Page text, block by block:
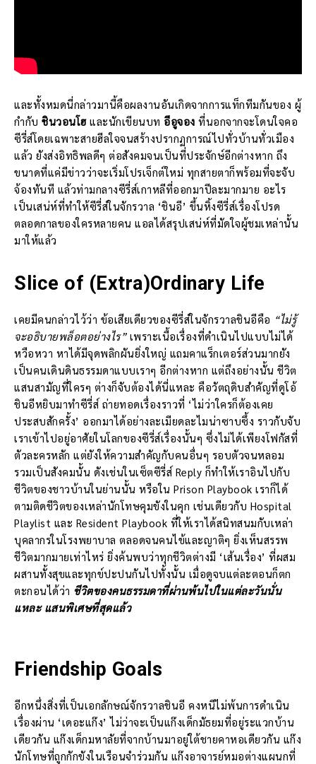
และทั้งหมดนี่กล่าวมานี้คือผลงานอันเกิดจากการแท็กทีมกันของ ผู้
กำกับ ชินวอนโฮและนักเขียนบท อีอูจอง ที่นอกจากจะโดนใจคอ
ซีรี่ส์โดยเฉพาะสายฮีลใจจนสร้างปรากฏการณ์ไปทั่วบ้านทั่วเมือง
แล้ว ยังส่งอิทธิพลดีๆ ต่อสังคมจนเป็นที่ประจักษ์อีกต่างหาก ถึง
ขนาดที่แค่มีข่าวว่าจะเริ่มโปรเจ็กต์ใหม่ ทุกสายตาก็พร้อมที่จะจับ
จ้องทันที แล้วท่ามกลางซีรี่ส์เกาหลีที่ออกมาปีละมากมาย อะไร
เป็นเสน่ห์ที่ทำให้ซีรี่ส์ในจักรวาล ‘ชินอี’ ขึ้นหิ้งซีรี่ส์เรื่องโปรด
ตลอดกาลของใครหลายคน แอลได้สรุปเสน่ห์ที่มัดใจผู้ชมเหล่านั้น
มาให้แล้ว
Slice of (Extra)Ordinary Life
เคยมีคนกล่าวไว้ว่า ข้อเสียเดียวของซีรี่ส์ในจักรวาลชินอีคือ “ไม่รู้
จะอธิบายพล็อตอย่างไร” เพราะเนื้อเรื่องที่ดำเนินไปแบบไม่ได้
หวือหวา หาได้มีจุดพลิกผันยิ่งใหญ่ แถมคาแร็กเตอร์ส่วนมากยัง
เป็นคนเดินดินธรรมดาแบบเราๆ อีกต่างหาก แต่ถึงอย่างนั้น ชีวิต
แสนสามัญที่ใครๆ ต่างก็จับต้องได้นี่แหละ คือวัตถุดิบสำคัญที่ดูโอ้
ชินอีหยิบมาทำซีรี่ส์ ถ่ายทอดเรื่องราวที่ ‘ไม่ว่าใครก็ต้องเคย
ประสบสักครั้ง’ ออกมาได้อย่างละเมียดละไมน่าซาบซึ้ง ราวกับจับ
เราเข้าไปอยู่อาศัยในโลกของซีรี่ส์เรื่องนั้นๆ ซึ่งไม่ได้เพียงโฟกัสที่
ตัวละครหลัก แต่ยังให้ความสำคัญกับคนอื่นๆ รอบตัวจนหลอม
รวมเป็นสังคมนั้น ดังเช่นในเซ็ตซีรี่ส์ Reply ก็ทำให้เราอินไปกับ
ชีวิตของชาวบ้านในย่านนั้น หรือใน Prison Playbook เราก็ได้
ตามติดชีวิตของเหล่านักโทษคุมขังในคุก เช่นเดียวกับ Hospital
Playlist และ Resident Playbook ที่ให้เราได้สนิทสนมกับเหล่า
บุคลากรในโรงพยาบาล ตลอดจนคนไข้และญาติๆ ยิ่งเห็นสรรพ
ชีวิตมากมายเท่าไหร่ ยิ่งค้นพบว่าทุกชีวิตต่างมี ‘เส้นเรื่อง’ ที่ผสม
ผสานทั้งสุขและทุกข์ปะปนกันไปทั้งนั้น เมื่อดูจบแต่ละตอนก็ตก
ตะกอนได้ว่า ชีวิตของคนธรรมดาที่ผ่านพ้นไปในแต่ละวันนั่น
แหละ แสนพิเศษที่สุดแล้ว
Friendship Goals
อีกหนึ่งสิ่งที่เป็นเอกลักษณ์จักรวาลชินอี คงหนีไม่พ้นการดำเนิน
เรื่องผ่าน ‘เดอะแก๊ง’ ไม่ว่าจะเป็นแก๊งเด็กมัธยมที่อยู่ระแวกบ้าน
เดียวกัน แก๊งเด็กมหาลัยที่จากบ้านมาอยู่ใต้ชายคาหอเดียวกัน แก๊ง
นักโทษที่ถูกกักขังในเรือนจำร่วมกัน แก๊งอาจารย์หมอต่างแผนกที่